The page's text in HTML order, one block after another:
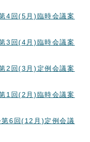
4回(5月)臨時会議案
3回(4月)臨時会議案
2回(3月)定例会議案
1回(2月)臨時会議案
6回(12月)定例会議